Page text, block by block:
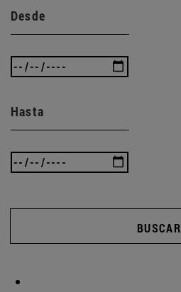
Desde
Hasta
BUSCAR